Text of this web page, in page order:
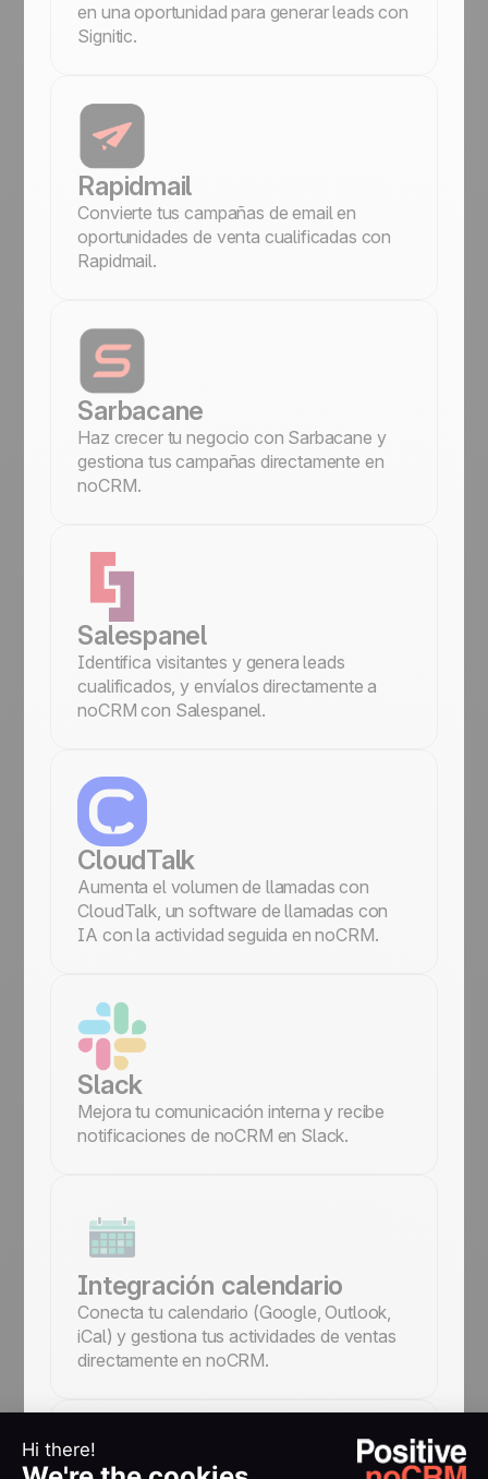
Automatizaciones
en una oportunidad para generar leads con
Signitic.
Rapidmail
Convierte tus campañas de email en
oportunidades de venta cualificadas con
Rapidmail.
Sarbacane
Haz crecer tu negocio con Sarbacane y
gestiona tus campañas directamente en
noCRM.
Salespanel
Identifica visitantes y genera leads
cualificados, y envíalos directamente a
noCRM con Salespanel.
CloudTalk
Aumenta el volumen de llamadas con
CloudTalk, un software de llamadas con
IA con la actividad seguida en noCRM.
Slack
Mejora tu comunicación interna y recibe
notificaciones de noCRM en Slack.
Integración calendario
Conecta tu calendario (Google, Outlook,
iCal) y gestiona tus actividades de ventas
directamente en noCRM.